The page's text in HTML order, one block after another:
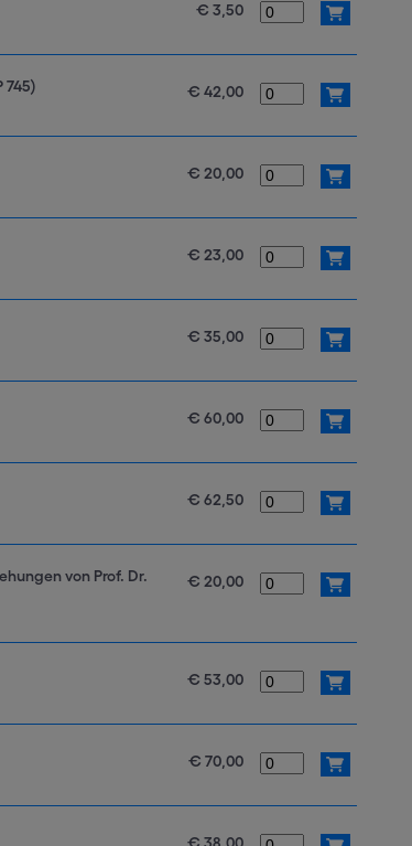
€ 3,50
745)
€ 42,00
€ 20,00
€ 23,00
€ 35,00
€ 60,00
€ 62,50
von Prof. Dr.
€ 20,00
€ 53,00
€ 70,00